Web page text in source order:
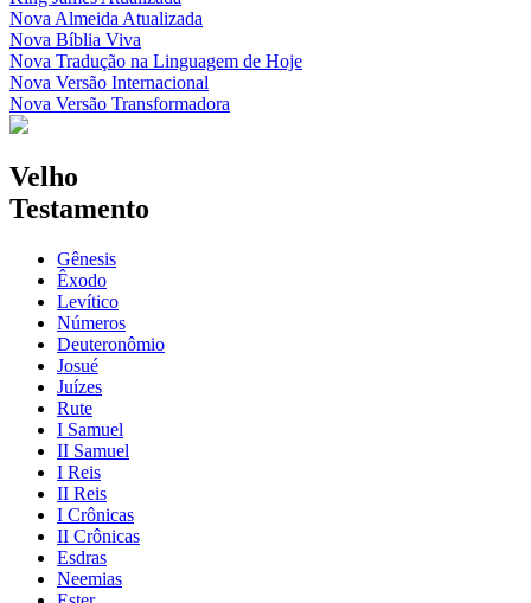
Nova Almeida Atualizada
Nova Bíblia Viva
Nova Tradução na Linguagem de Hoje
Nova Versão Internacional
Nova Versão Transformadora
Velho
Testamento
Gênesis
Êxodo
Levítico
Números
Deuteronômio
Josué
Juízes
Rute
I Samuel
II Samuel
I Reis
II Reis
I Crônicas
II Crônicas
Esdras
Neemias